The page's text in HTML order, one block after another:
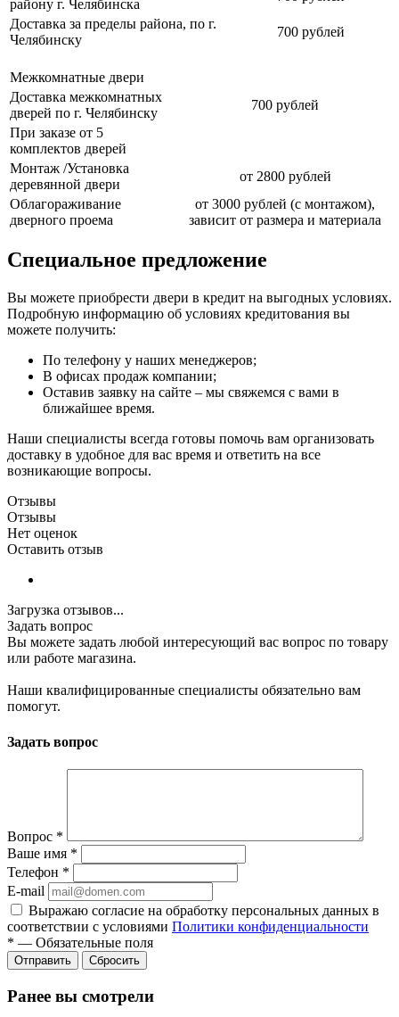
району г. Челябинска
Доставка за пределы района, по г.
Челябинску
700 рублей
Межкомнатные двери
Доставка межкомнатных
дверей по г. Челябинску
700 рублей
При заказе от 5
комплектов дверей
Монтаж /Установка
деревянной двери
от 2800 рублей
Облагораживание
дверного проема
от 3000 рублей (с монтажом),
зависит от размера и материала
Специальное предложение
Вы можете приобрести двери в кредит на выгодных условиях.
Подробную информацию об условиях кредитования вы
можете получить:
По телефону у наших менеджеров;
В офисах продаж компании;
Оставив заявку на сайте – мы свяжемся с вами в
ближайшее время.
Наши специалисты всегда готовы помочь вам организовать
доставку в удобное для вас время и ответить на все
возникающие вопросы.
Отзывы
Отзывы
Нет оценок
Оставить отзыв
Загрузка отзывов...
Задать вопрос
Вы можете задать любой интересующий вас вопрос по товару
или работе магазина.
Наши квалифицированные специалисты обязательно вам
помогут.
Задать вопрос
Вопрос *
Ваше имя *
Телефон *
E-mail
Выражаю согласие на обработку персональных данных в
соответствии с условиями Политики конфиденциальности
* — Обязательные поля
Отправить Сбросить
Ранее вы смотрели